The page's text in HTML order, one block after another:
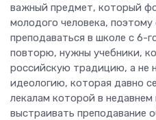
важный предмет, который
молодого человека,
преподаваться в школе с 6-
повторю, нужны учебники,
российскую традицию, а не
идеологию, которая давно
лекалам которой в
выстраивать преподавание